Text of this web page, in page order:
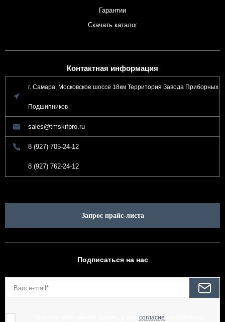
Гарантии
Скачать каталог
Контактная информация
г. Самара, Московское шоссе 18км Территория Завода Приборных
Подшипников
sales@tmskifpro.ru
8 (927) 705-24-12
8 (927) 762-24-12
Запрос прайс-листа
Подписаться на нас
согласие